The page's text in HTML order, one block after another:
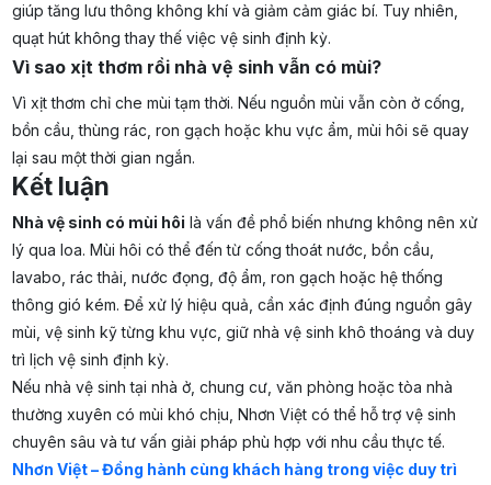
giúp tăng lưu thông không khí và giảm cảm giác bí. Tuy nhiên,
quạt hút không thay thế việc vệ sinh định kỳ.
Vì sao xịt thơm rồi nhà vệ sinh vẫn có mùi?
Vì xịt thơm chỉ che mùi tạm thời. Nếu nguồn mùi vẫn còn ở cống,
bồn cầu, thùng rác, ron gạch hoặc khu vực ẩm, mùi hôi sẽ quay
lại sau một thời gian ngắn.
Kết luận
Nhà vệ sinh có mùi hôi là vấn đề phổ biến nhưng không nên xử
lý qua loa. Mùi hôi có thể đến từ cống thoát nước, bồn cầu,
lavabo, rác thải, nước đọng, độ ẩm, ron gạch hoặc hệ thống
thông gió kém. Để xử lý hiệu quả, cần xác định đúng nguồn gây
mùi, vệ sinh kỹ từng khu vực, giữ nhà vệ sinh khô thoáng và duy
trì lịch vệ sinh định kỳ.
Nếu nhà vệ sinh tại nhà ở, chung cư, văn phòng hoặc tòa nhà
thường xuyên có mùi khó chịu, Nhơn Việt có thể hỗ trợ vệ sinh
chuyên sâu và tư vấn giải pháp phù hợp với nhu cầu thực tế.
Nhơn Việt – Đồng hành cùng khách hàng trong việc duy trì